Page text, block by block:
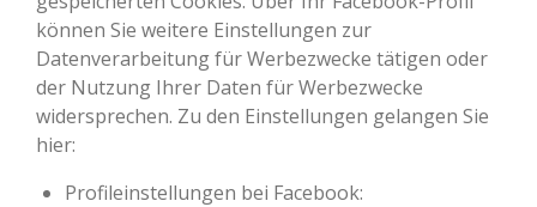
können Sie weitere Einstellungen zur
Datenverarbeitung für Werbezwecke tätigen oder
der Nutzung Ihrer Daten für Werbezwecke
widersprechen. Zu den Einstellungen gelangen Sie
hier:
Profileinstellungen bei Facebook: